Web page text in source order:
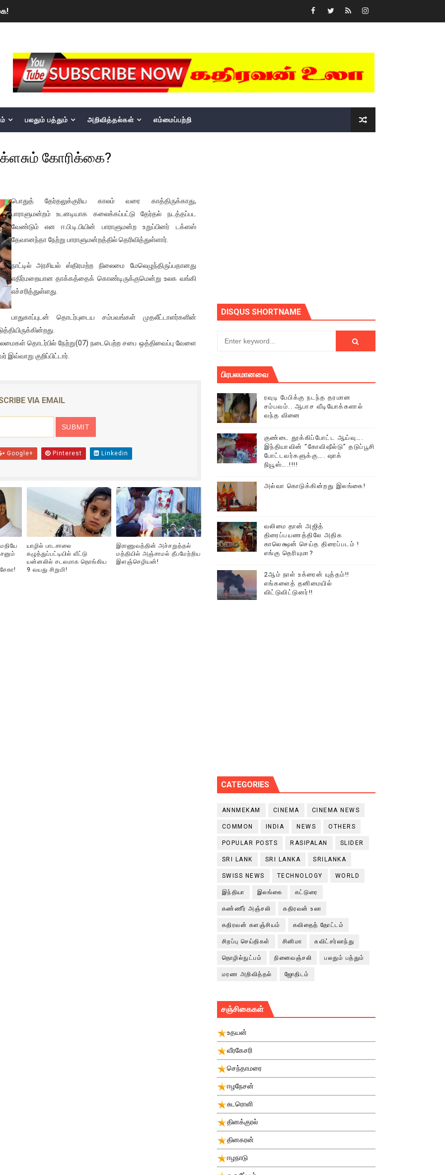
பொங்கல் புத்தாண்டு நல்வாழ்த்துகள்
பிறந்தநாளை கொண்டாடியுள்ளனர் பல்கலை மாணவர்கள்!
டொலர் நட்டஈடு கோரியுள்ளது
கண்டனப் போராட்டத்திற்கு கலந்துகொள்ளுமாறு அன்புரிமையோடு அழைக்கின்றோம்.
மாணவர்கள் தொடர்பில் நாடாளுமன்றத்தில் பகிரங்க கேள்வி
இலங்கைத் தமிழ் குடும்பம்!! நடந்தது என்ன
இலங்கை பாடலாசிரியர் வெளியிட்ட...
- கொதித்தெழுந்த பிரதேசவாசிகள்!
இடங்கள்...
கேணல் சங்கர் ஆகியோரின் நினைவெழுச்சி நாள் - 26.09.2021 சுவிஸ் (செய்தியும்,படங்களும்..)
தமிழின அழிப்பிற்கு நீதி கேட்டு நடைபெற்ற கவனயீர்ப்புப் போராட்டத்தில் திரண்ட தமிழ்மக்கள்!!
சபை கூட்டத்தில் இன்று உரை
அதிக காலெக்ஷன் செய்த திரைப்படம் ! எங்கு தெரியுமா?
பலதும் பத்தும் அறிவித்தல்கள் எம்மைப்பற்றி
கோரிக்கை?
பொதுத் தேர்தலுக்குரிய காலம் வரை காத்திருக்காது,
பாராளுமன்றம் உடனடியாக கலைக்கப்பட்டு தேர்தல் நடத்தப்பட
வேண்டும் என ஈ.பி.டி.பியின் பாராளுமன்ற உறுப்பினர் டக்ளஸ்
தேவானந்தா நேற்று பாராளுமன்றத்தில் தெரிவித்துள்ளார்.
நாட்டில் அரசியல் ஸ்திரமற்ற நிலைமை மேலெழுந்திருப்பதானது
எதிர்மறையான தாக்கத்தைக் கொண்டிருக்குமென்று உலக வங்கி
எச்சரித்துள்ளது.
பாதுகாப்புடன் தொடர்புடைய சம்பவங்கள் முதலீட்டாளர்களின்
தொடர்பில் நேற்று(07) நடைபெற்ற சபை ஒத்திவைப்பு வேளை
குறிப்பிட்டார்.
VIA EMAIL
Google+ Pinterest Linkedin
யாழில் பாடசாலை
கழுத்துப்பட்டியில் வீட்டு
யன்னலில் சடலமாக தொங்கிய
9 வயது சிறுமி!
இராணுவத்தின் அச்சறுத்தல்
மத்தியில் அஞ்சாமல் தீபமேற்றிய
இளஞ்செழியன்!
DISQUS SHORTNAME
பிரபலமானவை
ரவுடி பேபிக்கு நடந்த தரமான
சம்பவம்.. ஆபாச வீடியோக்களால்
வந்த வினை
குண்டை தூக்கிப்போட்ட ஆய்வு….
இந்தியாவின் “கோவிஷீல்டு” தடுப்பூசி
போட்டவர்களுக்கு…. ஷாக்
நியூஸ்….!!!!
அல்வா கொடுக்கின்றது இலங்கை!
வலிமை தான் அஜித்
திரைப்பயணத்திலே அதிக
காலெக்ஷன் செய்த திரைப்படம் !
எங்கு தெரியுமா?
2ஆம் நாள் உக்ரைன் யுத்தம்!!
எங்களைத் தனிமையில்
விட்டுவிட்டுனர்!!
CATEGORIES
ANNMEKAM CINEMA CINEMA NEWS
COMMON INDIA NEWS OTHERS
POPULAR POSTS RASIPALAN SLIDER
SRI LANK SRI LANKA SRILANKA
SWISS NEWS TECHNOLOGY WORLD
இந்தியா இலங்கை கட்டுரை
கண்ணீர் அஞ்சலி கதிரவன் உலா
கதிரவன் களஞ்சியம் கவிதைத் தோட்டம்
சிறப்பு செய்திகள் சினிமா சுவிட்சர்லாந்து
தொழில்நுட்பம் நினைவஞ்சலி பலதும் பத்தும்
மரண அறிவித்தல் ஜோதிடம்
சஞ்சிகைகள்
உதயன்
வீரகேசரி
செந்தாமரை
ஈழநேசன்
சுடரொளி
தினக்குரல்
தினகரன்
ஈழநாடு